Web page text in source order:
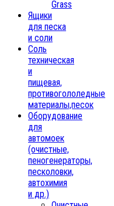
Grass
Ящики
для песка
и соли
Соль
техническая
и
пищевая,
противогололедные
материалы,песок
Oборудование
для
автомоек
(очистные,
пеногенераторы,
песколовки,
автохимия
и др.)